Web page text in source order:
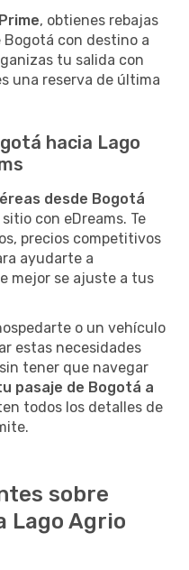
, obtienes rebajas
con destino a
tu salida con
una reserva de última
hacia Lago
desde Bogotá
con eDreams. Te
precios competitivos
ayudarte a
mejor se ajuste a tus
o un vehículo
estas necesidades
tener que navegar
pasaje de Bogotá a
todos los detalles de
sobre
Lago Agrio